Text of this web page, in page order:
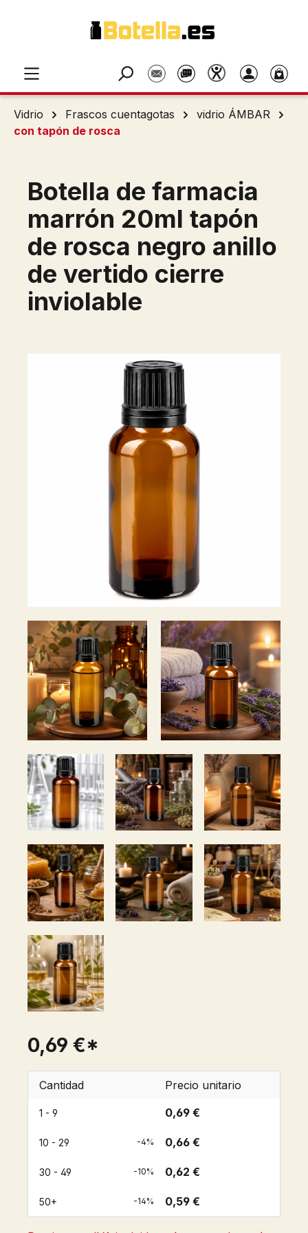
Vidrio Frascos cuentagotas
vidrio ÁMBAR
con tapón de rosca
Botella de farmacia
marrón 20ml tapón
de rosca negro anillo
de vertido cierre
inviolable
0,69 €*
Cantidad Precio unitario
1 - 9 0,69 €
10 - 29 -4% 0,66 €
30 - 49 -10% 0,62 €
50+ -14% 0,59 €